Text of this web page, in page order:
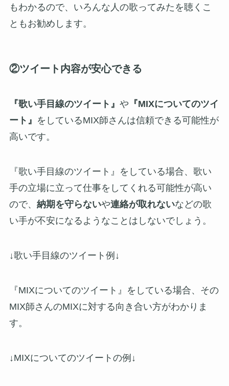
もわかるので、いろんな人の歌ってみたを聴くこ
ともお勧めします。
②ツイート内容が安心できる
『歌い手目線のツイート』 や 『MIXについてのツイ
ート』 をしているMIX師さんは信頼できる可能性が
高いです。
『歌い手目線のツイート』をしている場合、歌い
手の立場に立って仕事をしてくれる可能性が高い
ので、 納期を守らないや連絡が取れないなどの歌
い手が不安になるようなことはしないでしょう。
↓歌い手目線のツイート例↓
『MIXについてのツイート』をしている場合、その
MIX師さんのMIXに対する向き合い方がわかりま
す。
↓MIXについてのツイートの例↓